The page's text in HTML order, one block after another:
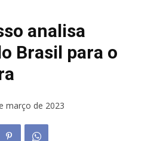
analisa
Brasil para o
março de 2023